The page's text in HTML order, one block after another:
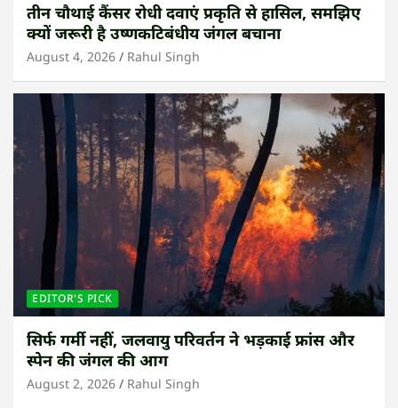
तीन चौथाई कैंसर रोधी दवाएं प्रकृति से हासिल, समझिए
क्यों जरूरी है उष्णकटिबंधीय जंगल बचाना
August 4, 2026 Rahul Singh
EDITOR'S PICK
सिर्फ गर्मी नहीं, जलवायु परिवर्तन ने भड़काई फ्रांस और
स्पेन की जंगल की आग
August 2, 2026 Rahul Singh